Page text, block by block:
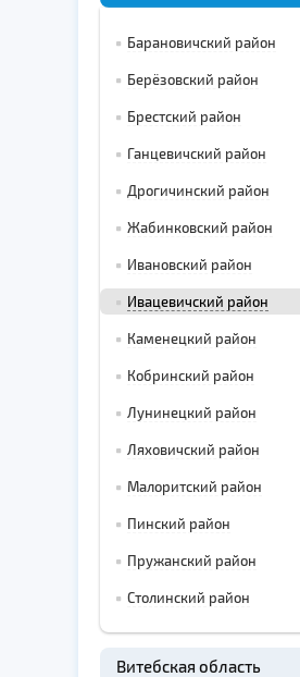
Барановичский район
Берёзовский район
Брестский район
Ганцевичский район
Дрогичинский район
Жабинковский район
Ивановский район
Ивацевичский район
Каменецкий район
Кобринский район
Лунинецкий район
Ляховичский район
Малоритский район
Пинский район
Пружанский район
Столинский район
Витебская область